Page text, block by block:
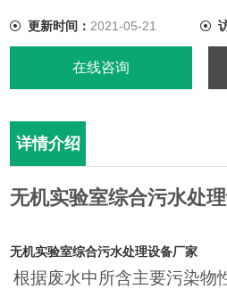
更新时间： 2021-05-21
在线咨询
详情介绍
无机实验室综合污水处
无机实验室综合污水处理设备厂家
根据废水中所含主要污染物